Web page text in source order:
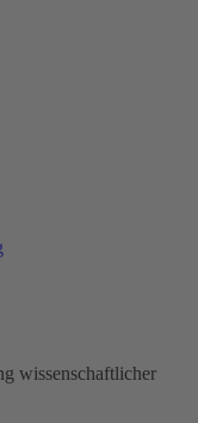
wissenschaftlicher